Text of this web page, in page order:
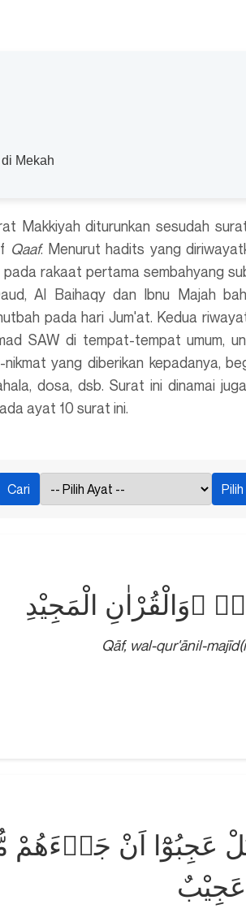
Mekah
Makkiyah diturunkan sesudah
Qaaf. Menurut hadits yang
pada rakaat pertama sembahyang
Al Baihaqy dan Ibnu Majah
pada hari Jum'at. Kedua
SAW di tempat-tempat umum,
yang diberikan kepadanya,
dosa, dsb. Surat ini dinamai juga
ayat 10 surat ini.
Qāf, wal-qur'ānil-
عَجِبُوْٓا اَنْ جَاۤءَهُمْ